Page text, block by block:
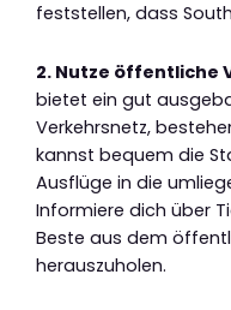
feststellen, dass
2. Nutze öffentliche
bietet ein gut
Verkehrsnetz,
kannst bequem die
Ausflüge in die
Informiere dich über
Beste aus dem
herauszuholen.